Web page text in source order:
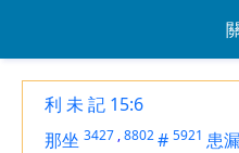
利 未 記 15:6
那坐 3427 ,8802# 5921 患